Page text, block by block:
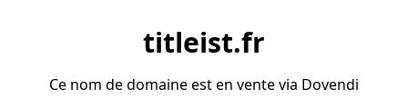
titleist.fr
Ce nom de domaine est en vente via Dovendi